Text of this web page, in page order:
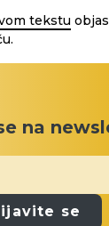
tekstu
na
se